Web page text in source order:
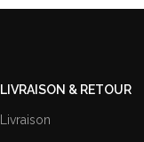
LIVRAISON & RETOUR
Livraison